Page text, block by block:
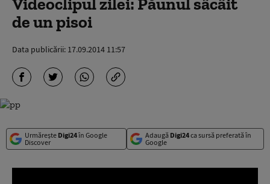
de un pisoi
Data publicării: 17.09.2014 11:57
Urmărește Digi24în Google
Discover
Adaugă Digi24ca sursă preferată în
Google